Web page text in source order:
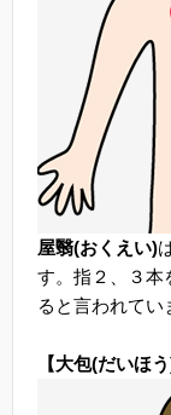
屋翳(おくえい)
す。指２、３本
ると言われてい
【大包(だいほう